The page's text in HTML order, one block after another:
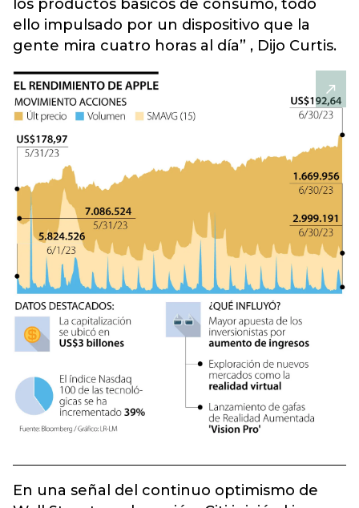
los productos básicos de consumo, todo
ello impulsado por un dispositivo que la
gente mira cuatro horas al día” , Dijo Curtis.
En una señal del continuo optimismo de